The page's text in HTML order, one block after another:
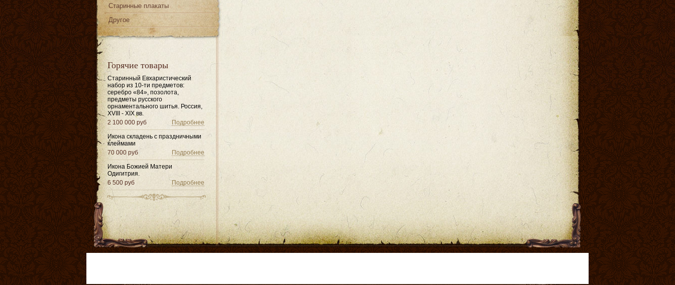
Старинные плакаты
Другое
Горячие товары
Старинный Евхаристический
набор из 10-ти предметов:
серебро «84», позолота,
предметы русского
орнаментального шитья. Россия,
XVIII - XIX вв.
Подробнее
2 100 000 руб
Икона складень с праздничными
клеймами
Подробнее
70 000 руб
Икона Божией Матери
Одигитрия.
Подробнее
6 500 руб